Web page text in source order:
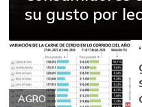
su gusto por
AGRO